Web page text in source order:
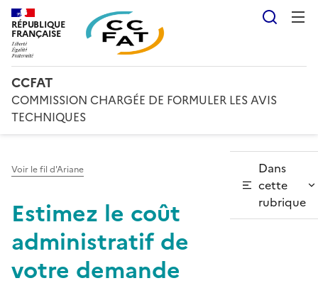
RÉPUBLIQUE
FRANÇAISE
CCFAT
COMMISSION CHARGÉE DE FORMULER LES AVIS
TECHNIQUES
Voir le fil d'Ariane
Estimez le coût
administratif de
votre demande
Dans
cette
rubrique